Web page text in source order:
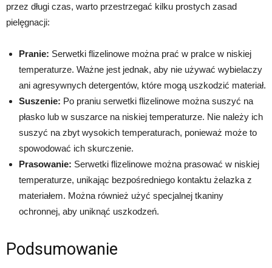
przez długi czas, warto przestrzegać kilku prostych zasad
pielęgnacji:
Pranie: Serwetki flizelinowe można prać w pralce w niskiej
temperaturze. Ważne jest jednak, aby nie używać wybielaczy
ani agresywnych detergentów, które mogą uszkodzić materiał.
Suszenie: Po praniu serwetki flizelinowe można suszyć na
płasko lub w suszarce na niskiej temperaturze. Nie należy ich
suszyć na zbyt wysokich temperaturach, ponieważ może to
spowodować ich skurczenie.
Prasowanie: Serwetki flizelinowe można prasować w niskiej
temperaturze, unikając bezpośredniego kontaktu żelazka z
materiałem. Można również użyć specjalnej tkaniny
ochronnej, aby uniknąć uszkodzeń.
Podsumowanie